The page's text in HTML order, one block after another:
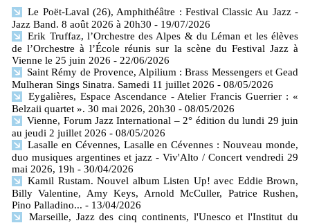
Le Poët-Laval (26), Amphithéâtre : Festival Classic Au Jazz -
Jazz Band. 8 août 2026 à 20h30 - 19/07/2026
Erik Truffaz, l’Orchestre des Alpes & du Léman et les élèves
de l’Orchestre à l’École réunis sur la scène du Festival Jazz à
Vienne le 25 juin 2026 - 22/06/2026
Saint Rémy de Provence, Alpilium : Brass Messengers et Gead
Mulheran Sings Sinatra. Samedi 11 juillet 2026 - 08/05/2026
Eygalières, Espace Ascendance - Atelier Francis Guerrier : «
Belzaii quartet ». 30 mai 2026, 20h30 - 08/05/2026
Vienne, Forum Jazz International – 2° édition du lundi 29 juin
au jeudi 2 juillet 2026 - 08/05/2026
Lasalle en Cévennes, Lasalle en Cévennes : Nouveau monde,
duo musiques argentines et jazz - Viv'Alto / Concert vendredi 29
mai 2026, 19h - 30/04/2026
Kamil Rustam. Nouvel album Listen Up! avec Eddie Brown,
Billy Valentine, Amy Keys, Arnold McCuller, Patrice Rushen,
Pino Palladino... - 13/04/2026
Marseille, Jazz des cinq continents, l'Unesco et l'Institut du